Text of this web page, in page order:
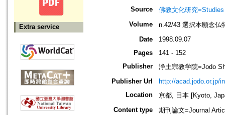
Extra service
Source
佛教文化研究
Volume
n.42/43 選択本願念仏
Date
1998.09.07
Pages
141 - 152
Publisher
浄土宗教学院=Jodo
Publisher Url
http://acad.jodo.or.jp/
Location
京都, 日本 [Kyoto,
Content type
期刊論文=Journal